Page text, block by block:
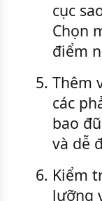
cục
Chọn
điểm
5. Thêm
các
bao
và dễ
6. Kiểm
lưỡng